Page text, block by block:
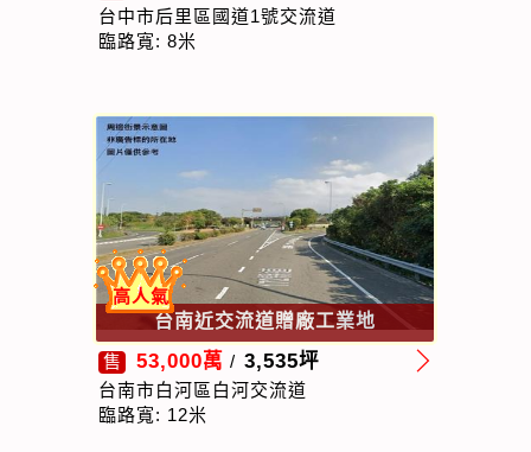
台中市后里區國道1號交流道
臨路寬: 8米
台南近交流道贈廠工業地
高人氣
售 53,000萬 / 3,535坪
台南市白河區白河交流道
臨路寬: 12米